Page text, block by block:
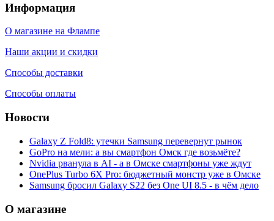
Информация
О магазине на Флампе
Наши акции и скидки
Способы доставки
Способы оплаты
Новости
Galaxy Z Fold8: утечки Samsung перевернут рынок
GoPro на мели: а вы смартфон Омск где возьмёте?
Nvidia рванула в AI - а в Омске смартфоны уже ждут
OnePlus Turbo 6X Pro: бюджетный монстр уже в Омске
Samsung бросил Galaxy S22 без One UI 8.5 - в чём дело
О магазине